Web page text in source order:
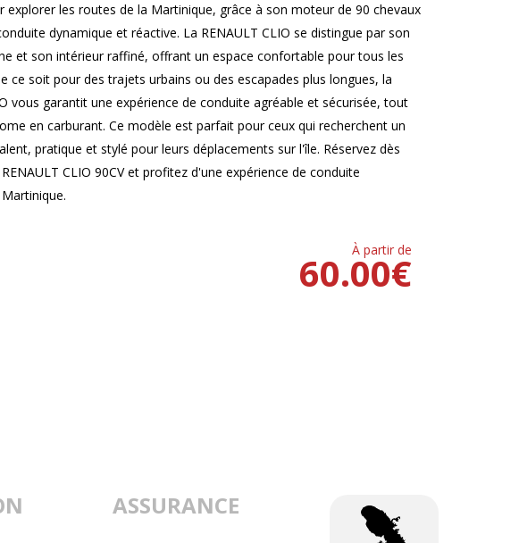
explorer les routes de la Martinique, grâce à son moteur de 90 chevaux
dynamique et réactive. La RENAULT CLIO se distingue par son
et son intérieur raffiné, offrant un espace confortable pour tous les
ce soit pour des trajets urbains ou des escapades plus longues, la
vous garantit une expérience de conduite agréable et sécurisée, tout
en carburant. Ce modèle est parfait pour ceux qui recherchent un
pratique et stylé pour leurs déplacements sur l'île. Réservez dès
CLIO 90CV et profitez d'une expérience de conduite
À partir de
€
60.00
ASSURANCE